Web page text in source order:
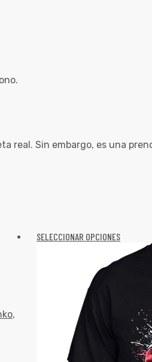
real. Sin embargo, es una
,
SELECCIONAR OPCIONES